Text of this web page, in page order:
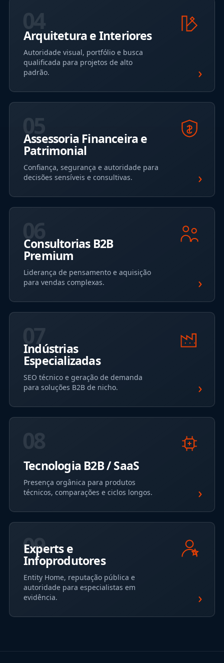
04
Arquitetura e Interiores
Autoridade visual, portfólio e busca
qualificada para projetos de alto
padrão.
›
05
Assessoria Financeira e
Patrimonial
Confiança, segurança e autoridade para
decisões sensíveis e consultivas.
›
06
Consultorias B2B
Premium
Liderança de pensamento e aquisição
para vendas complexas.
›
07
Indústrias
Especializadas
SEO técnico e geração de demanda
para soluções B2B de nicho.
›
08
Tecnologia B2B / SaaS
Presença orgânica para produtos
técnicos, comparações e ciclos longos.
›
09
Experts e
Infoprodutores
Entity Home, reputação pública e
autoridade para especialistas em
evidência.
›